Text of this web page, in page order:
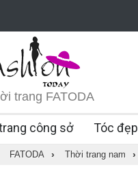
trang FATODA
công sở Tóc đẹp
FATODA › Thời trang nam ›